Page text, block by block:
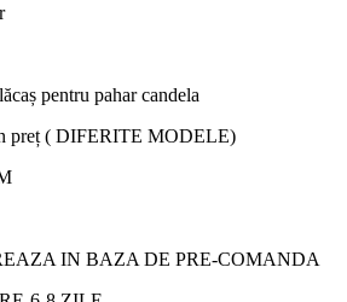
pentru pahar candela
preț ( DIFERITE MODELE)
IN BAZA DE PRE-COMANDA